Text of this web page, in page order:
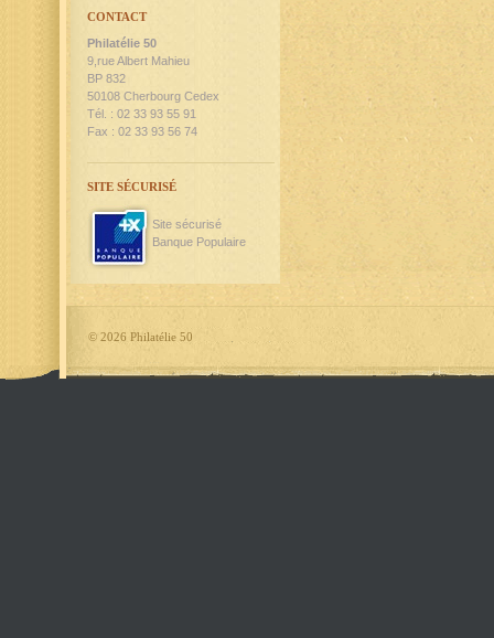
CONTACT
Philatélie 50
9,rue Albert Mahieu
BP 832
50108 Cherbourg Cedex
Tél. : 02 33 93 55 91
Fax : 02 33 93 56 74
SITE SÉCURISÉ
Site sécurisé
Banque Populaire
© 2026 Philatélie 50